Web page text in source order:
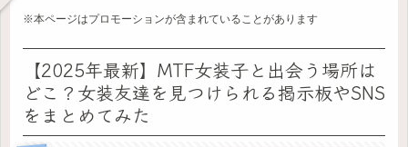
※本ページはプロモーションが含まれていることがあります
【2025年最新】MTF女装子と出会う場所は
どこ？女装友達を見つけられる掲示板やSNS
をまとめてみた